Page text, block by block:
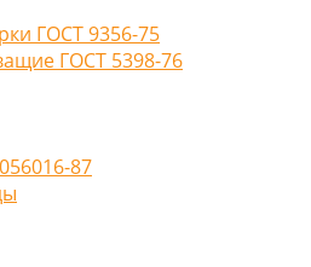
ГОСТ 9356-75
ГОСТ 5398-76
87